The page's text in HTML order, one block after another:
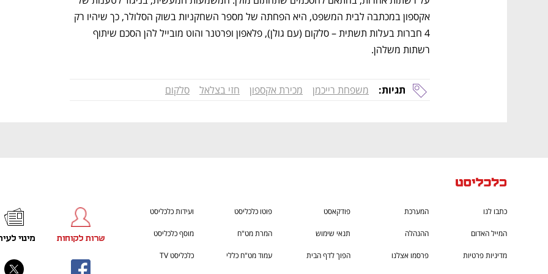
מדברים כלכלה, עסקים ומה ענף במתח גבוה הבית של ההייטק הישראלי
רשתות משלהן.
תגיות: משפחת רייכמן מכירת אקספון חזי בצלאל סלקום
כתבו לנו המערכת פודקאסט פוטו כלכליסט ועידות כלכליסט
המייל האדום ההנהלה תנאי שימוש המרת מט"ח מוסף כלכליסט
מדיניות פרטיות פרסמו אצלנו הפוך לדף הבית עמוד מט"ח כללי כלכליסט TV
שרות לקוחות מינוי